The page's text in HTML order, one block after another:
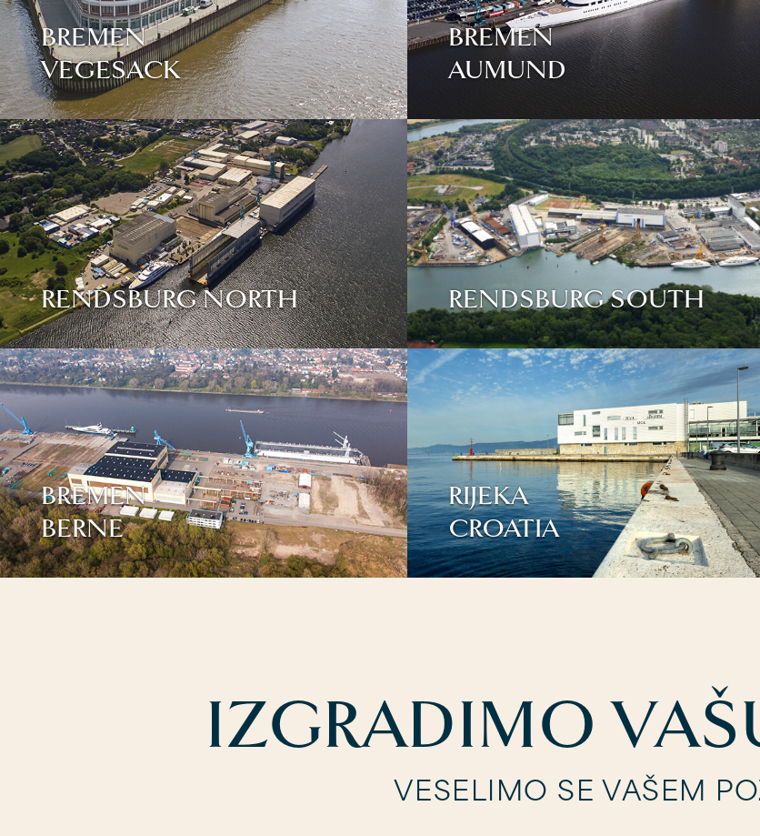
BREMEN
VEGESACK
BREMEN
AUMUND
RENDSBURG NORTH RENDSBURG SOUTH
BREMEN
BERNE
RIJEKA
CROATIA
IZGRADIMO
VESELIMO SE VAŠEM